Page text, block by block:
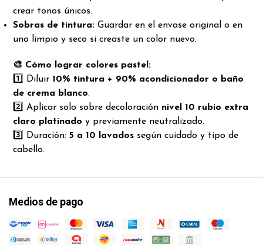
crear tonos únicos.
Sobras de tintura: Guardar en el envase original o en
uno limpio y seco si creaste un color nuevo.
🎨 Cómo lograr colores pastel:
1️⃣ Diluir 10% tintura + 90% acondicionador o baño
de crema blanco.
2️⃣ Aplicar solo sobre decoloración nivel 10 rubio extra
claro platinado y previamente neutralizado.
3️⃣ Duración:5 a 10 lavados según cuidado y tipo de
cabello.
Medios de pago